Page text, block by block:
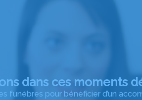
dans ces moments
funèbres pour bénéficier d’un